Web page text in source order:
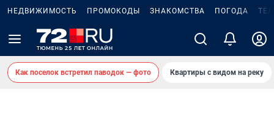
НЕДВИЖИМОСТЬ ПРОМОКОДЫ ЗНАКОМСТВА ПОГОДА
Как поселок встретил паводок — фото Квартиры с видом на реку